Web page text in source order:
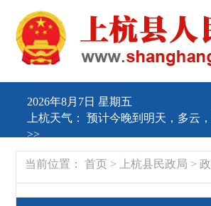
2026年8月7日 星期五
上杭天气： 预计今晚到明天，多云
>>
当前位置： 首页> 上杭县民政局 >